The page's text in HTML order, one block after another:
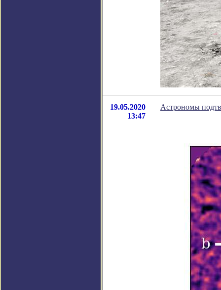
19.05.2020
13:47
Астрономы